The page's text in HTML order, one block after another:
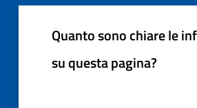
Quanto sono chiare le
su questa pagina?